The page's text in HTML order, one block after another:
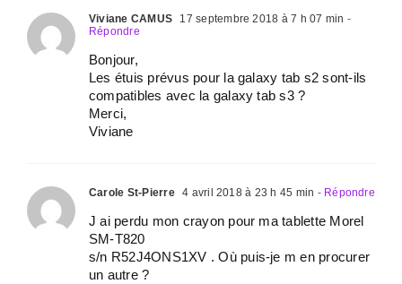
Viviane CAMUS 17 septembre 2018 à 7 h 07 min -
Répondre
Bonjour,
Les étuis prévus pour la galaxy tab s2 sont-ils
compatibles avec la galaxy tab s3 ?
Merci,
Viviane
Carole St-Pierre 4 avril 2018 à 23 h 45 min - Répondre
J ai perdu mon crayon pour ma tablette Morel
SM-T820
s/n R52J4ONS1XV . Où puis-je m en procurer
un autre ?